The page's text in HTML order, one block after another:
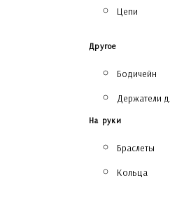
Цепи
Другое
Бодичейн
Держатели
На руки
Браслеты
Кольца